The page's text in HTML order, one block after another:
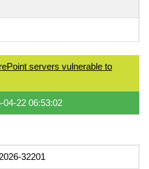
servers vulnerable to
04-22 06:53:02
32201